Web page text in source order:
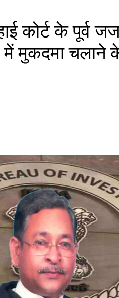
कोर्ट के पूर्व
में मुकदमा चलाने